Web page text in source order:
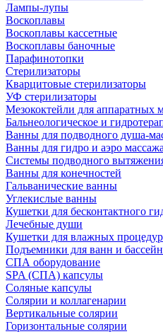
Лампы-лупы
Воскоплавы
Воскоплавы кассетные
Воскоплавы баночные
Парафинотопки
Стерилизаторы
Кварцитовые стерилизаторы
УФ стерилизаторы
Мезококтейли для аппаратных
Бальнеологическое и
Ванны для подводного душа-
Ванны для гидро и аэро массажа
Системы подводного
Ванны для конечностей
Гальванические ванны
Углекислые ванны
Кушетки для бесконтактного
Лечебные души
Кушетки для влажных процедур
Подъемники для ванн и
СПА оборудование
SPA (СПА) капсулы
Соляные капсулы
Солярии и коллагенарии
Вертикальные солярии
Горизонтальные солярии